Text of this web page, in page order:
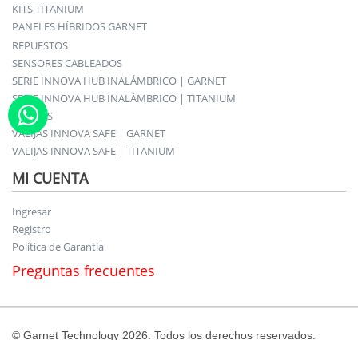
KITS TITANIUM
PANELES HÍBRIDOS GARNET
REPUESTOS
SENSORES CABLEADOS
SERIE INNOVA HUB INALÁMBRICO | GARNET
SERIE INNOVA HUB INALÁMBRICO | TITANIUM
SIRENAS
VALIJAS INNOVA SAFE | GARNET
VALIJAS INNOVA SAFE | TITANIUM
MI CUENTA
Ingresar
Registro
Política de Garantía
Preguntas frecuentes
© Garnet Technology 2026. Todos los derechos reservados.